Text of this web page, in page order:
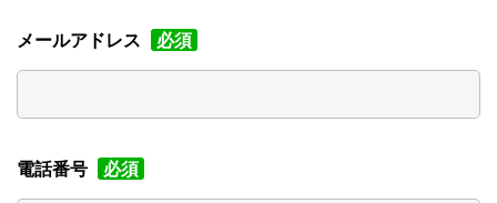
メールアドレス 必須
電話番号 必須